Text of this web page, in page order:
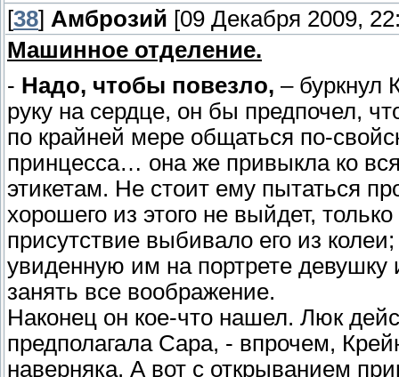
[38] Амброзий [09 Декабря 2009,
Машинное отделение.
- Надо, чтобы повезло, – буркнул
руку на сердце, он бы предпочел,
по крайней мере общаться по-
принцесса… она же привыкла ко
этикетам. Не стоит ему пытаться
хорошего из этого не выйдет,
присутствие выбивало его из
увиденную им на портрете
занять все воображение.
Наконец он кое-что нашел. Люк
предполагала Сара, - впрочем,
наверняка. А вот с открыванием